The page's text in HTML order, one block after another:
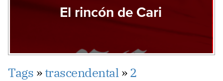
El rincón de Cari
Tags »trascendental»2